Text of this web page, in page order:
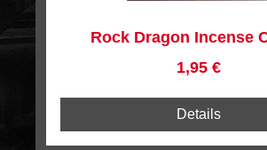
Rock Dragon Incense
Regulärer
1,95 €
Details